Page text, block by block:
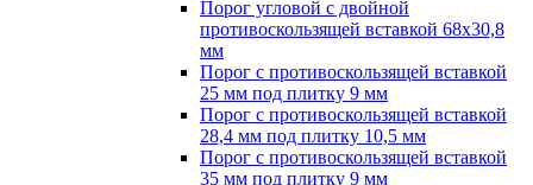
Порог угловой с двойной
противоскользящей вставкой 68х30,8
мм
Порог с противоскользящей вставкой
25 мм под плитку 9 мм
Порог с противоскользящей вставкой
28,4 мм под плитку 10,5 мм
Порог с противоскользящей вставкой
35 мм под плитку 9 мм